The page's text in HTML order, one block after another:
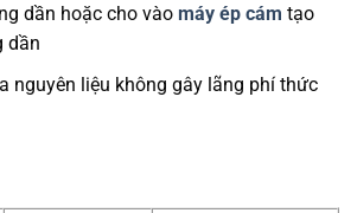
dần hoặc cho vào máy ép cám tạo
dần
nguyên liệu không gây lãng phí thức